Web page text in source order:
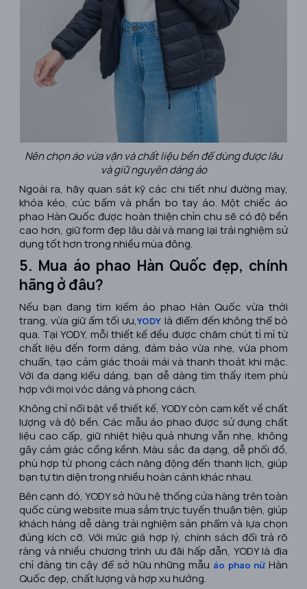
Nên chọn áo vừa vặn và chất liệu bền để dùng được lâu
và giữ nguyên dáng áo
Ngoài ra, hãy quan sát kỹ các chi tiết như đường may,
khóa kéo, cúc bấm và phần bo tay áo. Một chiếc áo
phao Hàn Quốc được hoàn thiện chỉn chu sẽ có độ bền
cao hơn, giữ form đẹp lâu dài và mang lại trải nghiệm sử
dụng tốt hơn trong nhiều mùa đông.
5. Mua áo phao Hàn Quốc đẹp, chính
hãng ở đâu?
Nếu bạn đang tìm kiếm áo phao Hàn Quốc vừa thời
trang, vừa giữ ấm tối ưu,YODY là điểm đến không thể bỏ
qua. Tại YODY, mỗi thiết kế đều được chăm chút tỉ mỉ từ
chất liệu đến form dáng, đảm bảo vừa nhẹ, vừa phom
chuẩn, tạo cảm giác thoải mái và thanh thoát khi mặc.
Với đa dạng kiểu dáng, bạn dễ dàng tìm thấy item phù
hợp với mọi vóc dáng và phong cách.
Không chỉ nổi bật về thiết kế, YODY còn cam kết về chất
lượng và độ bền. Các mẫu áo phao được sử dụng chất
liệu cao cấp, giữ nhiệt hiệu quả nhưng vẫn nhẹ, không
gây cảm giác cồng kềnh. Màu sắc đa dạng, dễ phối đồ,
phù hợp từ phong cách năng động đến thanh lịch, giúp
bạn tự tin diện trong nhiều hoàn cảnh khác nhau.
Bên cạnh đó, YODY sở hữu hệ thống cửa hàng trên toàn
quốc cùng website mua sắm trực tuyến thuận tiện, giúp
khách hàng dễ dàng trải nghiệm sản phẩm và lựa chọn
đúng kích cỡ. Với mức giá hợp lý, chính sách đổi trả rõ
ràng và nhiều chương trình ưu đãi hấp dẫn, YODY là địa
chỉ đáng tin cậy để sở hữu những mẫu áo phao nữ Hàn
Quốc đẹp, chất lượng và hợp xu hướng.